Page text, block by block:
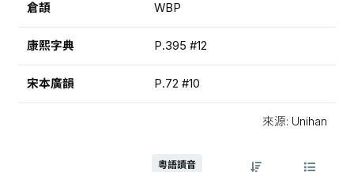
倉頡 WBP
康熙字典 P.395 #12
宋本廣韻 P.72 #10
來源: Unihan
粵語讀音